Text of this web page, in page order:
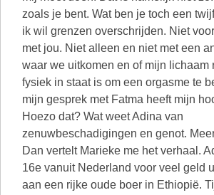
zoals je bent. Wat ben je toch een
ik wil grenzen overschrijden. Niet
met jou. Niet alleen en niet met een
waar we uitkomen en of mijn lichaam
fysiek in staat is om een orgasme te
mijn gesprek met Fatma heeft mijn
Hoezo dat? Wat weet Adina van
zenuwbeschadigingen en genot.
Dan vertelt Marieke me het verhaal.
16e vanuit Nederland voor veel geld
aan een rijke oude boer in Ethiopië.